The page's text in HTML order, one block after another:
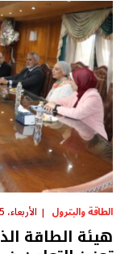
الطاقة والبترول الأربعاء، 5 أغسطس 2026 - 2:03 م
هيئة الطاقة